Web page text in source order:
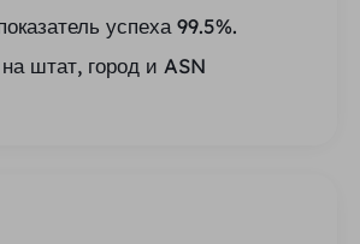
успеха 99.5%.
на штат, город и ASN